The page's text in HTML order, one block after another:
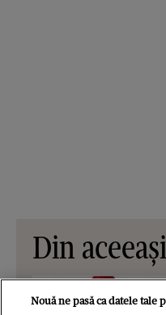
Din
Nouă ne pasă ca datele tale